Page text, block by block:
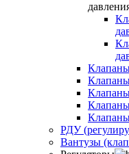
РДУ
Вантузы